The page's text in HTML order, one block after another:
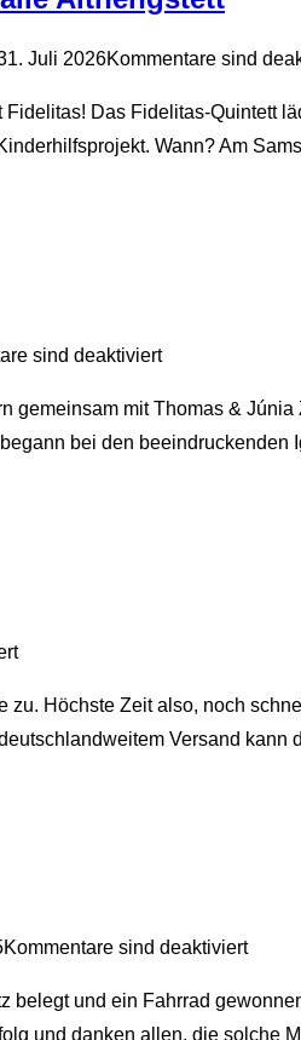
Juli 2026Kommentare sind
Das Fidelitas-Quintett
Wann? Am
sind deaktiviert
gemeinsam mit Thomas &
bei den
Höchste Zeit also, noch
Versand
Kommentare sind deaktiviert
und ein Fahrrad
und danken allen, die solche